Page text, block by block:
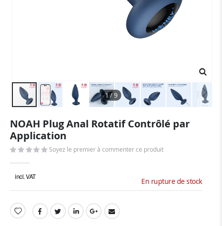
1 / 9
to
the
beginning
of
the
images
NOAH Plug Anal Rotatif Contrôlé par
Application
Soyez le premier à commenter ce produit
incl. VAT
En rupture de stock